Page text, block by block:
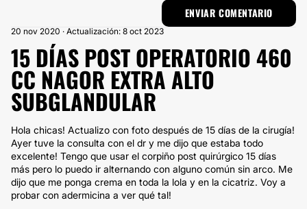
20 nov 2020 · Actualización: 8 oct 2023
15 DÍAS POST OPERATORIO 460
CC NAGOR EXTRA ALTO
SUBGLANDULAR
Hola chicas! Actualizo con foto después de 15 días de la cirugía!
Ayer tuve la consulta con el dr y me dijo que estaba todo
excelente! Tengo que usar el corpiño post quirúrgico 15 días
más pero lo puedo ir alternando con alguno común sin arco. Me
dijo que me ponga crema en toda la lola y en la cicatriz. Voy a
probar con adermicina a ver qué tal!